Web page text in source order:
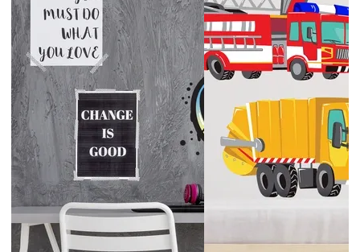
Lieferzeit
&
Versandkosten?
DE
EU
AT